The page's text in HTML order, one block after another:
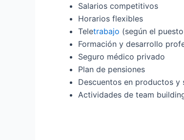
Salarios competitivos
Horarios flexibles
Teletrabajo (según el
Formación y desarrollo
Seguro médico privado
Plan de pensiones
Descuentos en productos y
Actividades de team